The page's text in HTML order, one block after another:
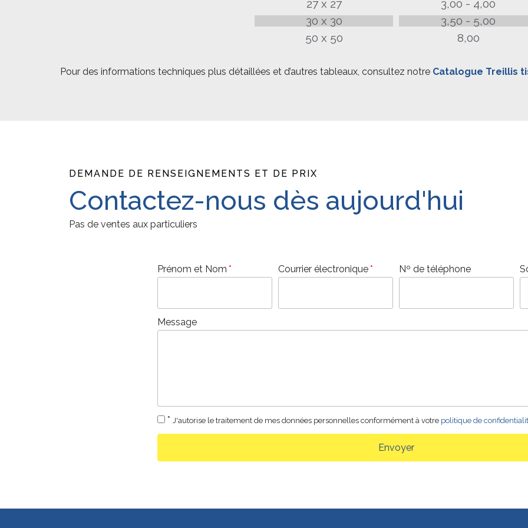
27 x 27
3,00 - 4,00
30 x 30
3,50 - 5,00
50 x 50
8,00
Pour des informations techniques plus détaillées et d’autres tableaux, consultez notre Catalogue Treillis
DEMANDE DE RENSEIGNEMENTS ET DE PRIX
Contactez-nous dès aujourd'hui
Pas de ventes aux particuliers
Prénom et Nom Courrier électronique Nº de téléphone
Message
* J'autorise le traitement de mes données personnelles conformément à votre politique de
Envoyer